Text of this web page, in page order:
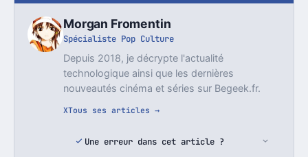
Morgan Fromentin
Spécialiste Pop Culture
Depuis 2018, je décrypte l'actualité
technologique ainsi que les dernières
nouveautés cinéma et séries sur Begeek.fr.
XTous ses articles →
Une erreur dans cet article ?